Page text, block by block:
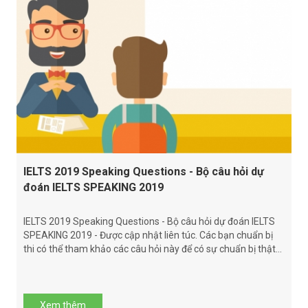
IELTS 2019 Speaking Questions - Bộ câu hỏi dự
đoán IELTS SPEAKING 2019
IELTS 2019 Speaking Questions - Bộ câu hỏi dự đoán IELTS
SPEAKING 2019 - Được cập nhật liên túc. Các bạn chuẩn bị
thi có thể tham khảo các câu hỏi này để có sự chuẩn bị thật...
Xem thêm